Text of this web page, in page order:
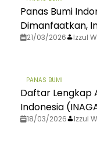
Panas Bumi
Dimanfaatkan,
21/03/2026 Izzul
PANAS BUMI
Daftar Lengkap
Indonesia
18/03/2026 Izzul